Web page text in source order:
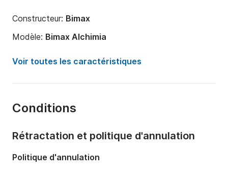
Constructeur: Bimax
Modèle: Bimax Alchimia
Puissance moteur:
230cv
Capacité à bord:
Nombre de cabines:
Voir toutes les caractéristiques
Conditions
Rétractation et politique d'annulation
Politique d'annulation